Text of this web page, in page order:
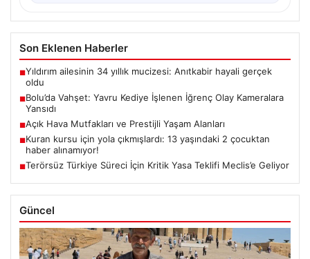
Son Eklenen Haberler
■Yıldırım ailesinin 34 yıllık mucizesi: Anıtkabir hayali gerçek
oldu
■Bolu’da Vahşet: Yavru Kediye İşlenen İğrenç Olay Kameralara
Yansıdı
■Açık Hava Mutfakları ve Prestijli Yaşam Alanları
■Kuran kursu için yola çıkmışlardı: 13 yaşındaki 2 çocuktan
haber alınamıyor!
■Terörsüz Türkiye Süreci İçin Kritik Yasa Teklifi Meclis’e Geliyor
Güncel